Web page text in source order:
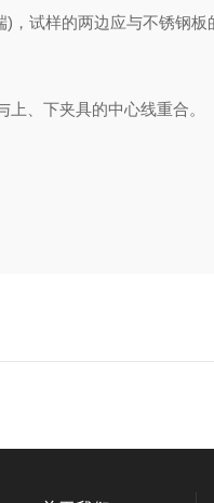
试样的两边应与不锈钢板
、下夹具的中心线重合。